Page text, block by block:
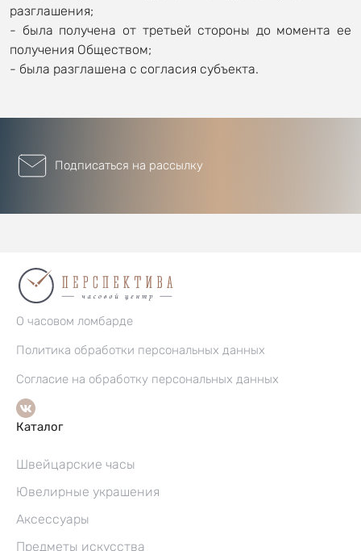
разглашения;
- была получена от третьей стороны до момента ее
получения Обществом;
- была разглашена с согласия субъекта.
Подписаться на рассылку
О часовом ломбарде
Политика обработки персональных данных
Согласие на обработку персональных данных
Каталог
Швейцарские часы
Ювелирные украшения
Аксессуары
Предметы искусства